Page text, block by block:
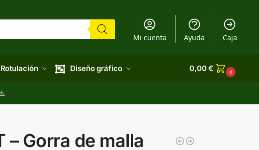
Mi cuenta Ayuda Caja
Rotulación Diseño gráfico 0,00€ 0
– Gorra de malla